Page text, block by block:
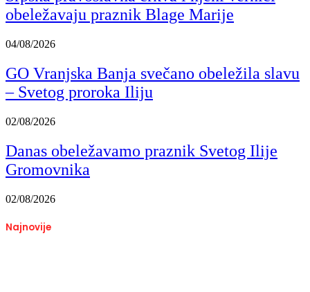
obeležavaju praznik Blage Marije
04/08/2026
GO Vranjska Banja svečano obeležila slavu
– Svetog proroka Iliju
02/08/2026
Danas obeležavamo praznik Svetog Ilije
Gromovnika
02/08/2026
Najnovije